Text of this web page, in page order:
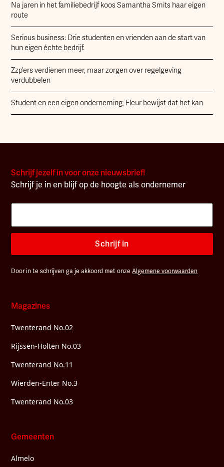
Na jaren in het familiebedrijf koos Samantha Smits haar eigen
route
Serious business: Drie studenten en vrienden aan de start van
hun eigen échte bedrijf.
Zzp’ers verdienen meer, maar zorgen over regelgeving
verdubbelen
Student en een eigen onderneming, Fleur bewijst dat het kan
Schrijf jezelf in voor onze nieuwsbrief!
Schrijf je in en blijf op de hoogte als ondernemer
Schrijf in
Door in te schrijven ga je akkoord met onzeAlgemene voorwaarden
Magazines
Twenterand No.02
Rijssen-Holten No.03
Twenterand No.11
Wierden-Enter No.3
Twenterand No.03
Gemeenten
Almelo